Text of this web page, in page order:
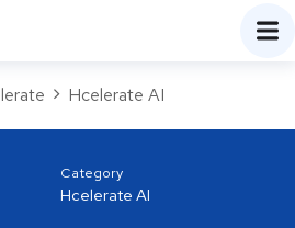
Hcelerate AI
Category
Hcelerate AI